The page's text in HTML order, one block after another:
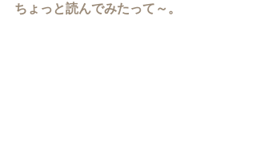
ちょっと読んでみたって～。